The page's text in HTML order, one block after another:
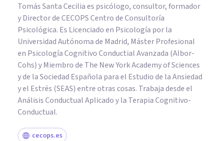
Tomás Santa Cecilia es psicólogo, consultor, formador
y Director de CECOPS Centro de Consultoría
Psicológica. Es Licenciado en Psicología por la
Universidad Autónoma de Madrid, Máster Profesional
en Psicología Cognitivo Conductial Avanzada (Albor-
Cohs) y Miembro de The New York Academy of Sciences
y de la Sociedad Española para el Estudio de la Ansiedad
y el Estrés (SEAS) entre otras cosas. Trabaja desde el
Análisis Conductual Aplicado y la Terapia Cognitivo-
Conductual.
cecops.es